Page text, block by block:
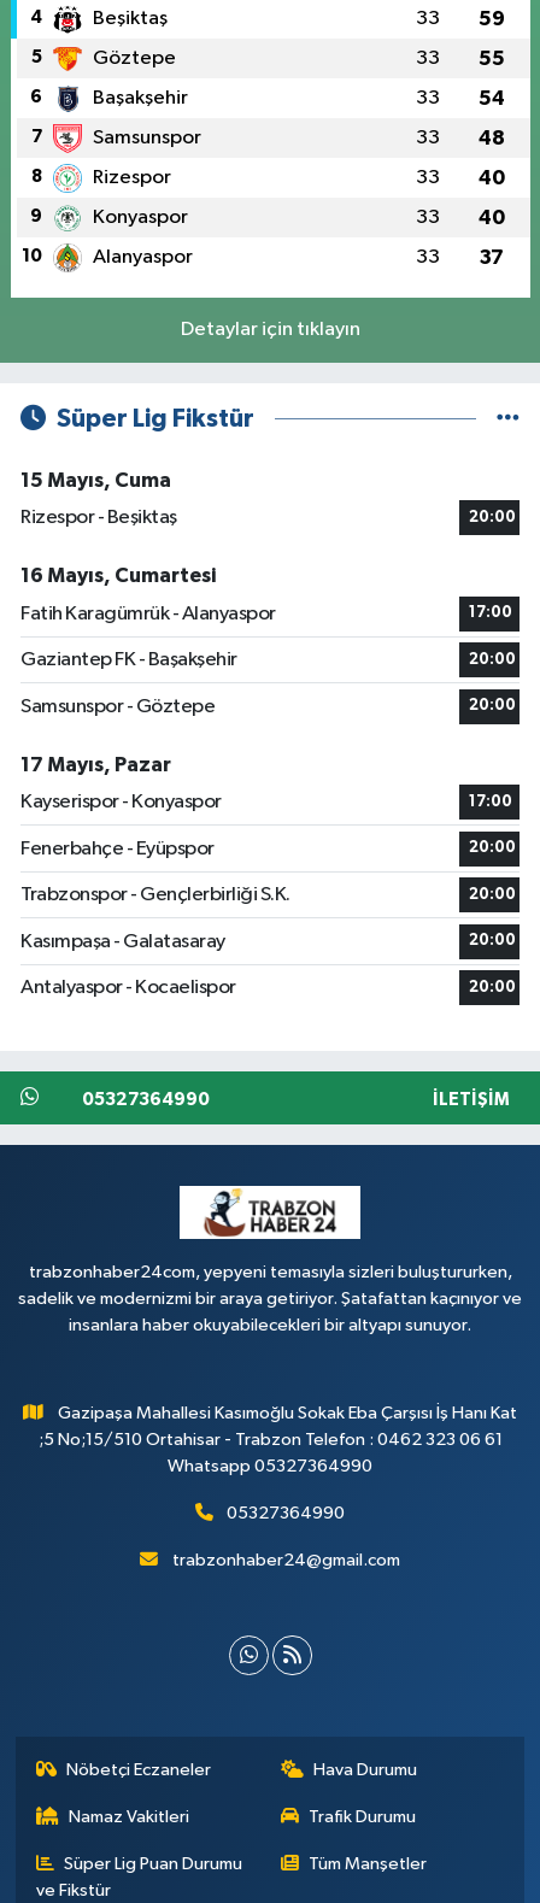
4 Beşiktaş 33 59
5 Göztepe 33 55
6 Başakşehir 33 54
7 Samsunspor 33 48
8 Rizespor 33 40
9 Konyaspor 33 40
10 Alanyaspor 33 37
Detaylar için tıklayın
Süper Lig Fikstür
15 Mayıs, Cuma
Rizespor - Beşiktaş
20:00
16 Mayıs, Cumartesi
Fatih Karagümrük - Alanyaspor
17:00
Gaziantep FK - Başakşehir 20:00
Samsunspor - Göztepe 20:00
17 Mayıs, Pazar
Kayserispor - Konyaspor
17:00
Fenerbahçe - Eyüpspor 20:00
Trabzonspor - Gençlerbirliği S.K. 20:00
Kasımpaşa - Galatasaray 20:00
Antalyaspor - Kocaelispor 20:00
05327364990 İLETIŞIM
trabzonhaber24com, yepyeni temasıyla sizleri buluştururken,
sadelik ve modernizmi bir araya getiriyor. Şatafattan kaçınıyor ve
insanlara haber okuyabilecekleri bir altyapı sunuyor.
Gazipaşa Mahallesi Kasımoğlu Sokak Eba Çarşısı İş Hanı Kat
;5 No;15/510 Ortahisar - Trabzon Telefon : 0462 323 06 61
Whatsapp 05327364990
05327364990
trabzonhaber24@gmail.com
Nöbetçi Eczaneler Hava Durumu
Namaz Vakitleri Trafik Durumu
Süper Lig Puan Durumu
ve Fikstür
Tüm Manşetler